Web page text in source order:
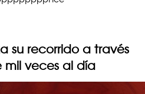
su recorrido a través
veces al día